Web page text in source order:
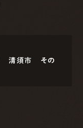
清須市
その